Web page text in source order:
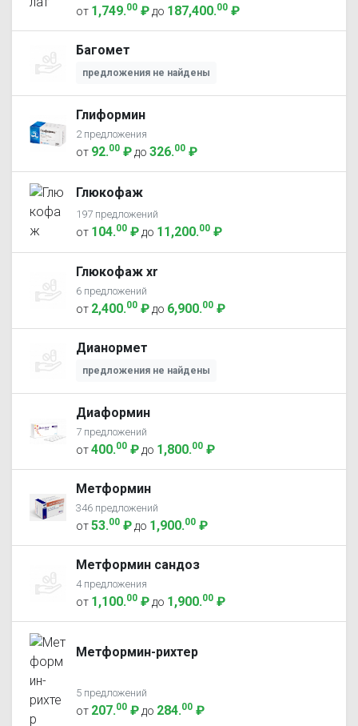
от 1,749.00 ₽ до 187,400.00 ₽
Багомет
предложения не найдены
Глиформин
2 предложения
от 92.00 ₽ до 326.00 ₽
Глюкофаж
197 предложений
от 104.00 ₽ до 11,200.00 ₽
Глюкофаж xr
6 предложений
от 2,400.00 ₽ до 6,900.00 ₽
Дианормет
предложения не найдены
Диаформин
7 предложений
от400.00 ₽ до 1,800.00 ₽
Метформин
346 предложений
от53.00 ₽ до 1,900.00 ₽
Метформин сандоз
4 предложения
от 1,100.00 ₽ до 1,900.00 ₽
Метформин-рихтер
5 предложений
от 207.00 ₽ до 284.00 ₽